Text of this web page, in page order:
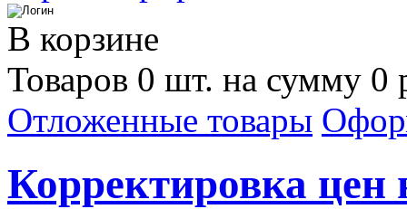
В корзине
Товаров 0 шт. на сумму 0
Отложенные товары
Корректировка цен